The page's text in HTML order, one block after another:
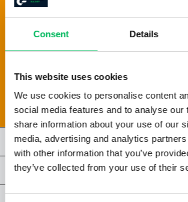
Consent Details
This website uses cookies
We use cookies to personalise content
social media features and to analyse our
share information about your use of our
media, advertising and analytics
with other information that you’ve
they’ve collected from your use of their
1.3 | DIE EUROPÄISCHEN REGELN
1.5 | SPEZIELLE-KATEGORIE
1.7 | VERANTWORTLICHKEITEN EINES BETREIBERS
1.8 | VERANTWORTLICHKEITEN DES PILOTEN
1.9 | MELDUNG VON ZWISCHENFÄLLEN IM LUFTVERKEHR
KAPITEL 2- STS
KAPITEL 3 - STS